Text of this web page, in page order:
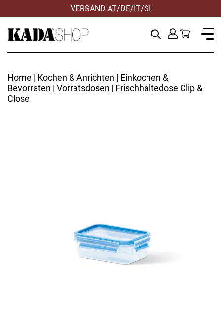
VERSAND AT/DE/IT/SI
Home | Kochen & Anrichten | Einkochen &
Bevorraten | Vorratsdosen | Frischhaltedose Clip &
Close